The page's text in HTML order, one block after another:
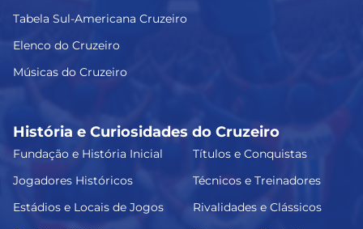
Tabela Sul-Americana Cruzeiro
Elenco do Cruzeiro
Músicas do Cruzeiro
História e Curiosidades do Cruzeiro
Fundação e História Inicial
Títulos e Conquistas
Jogadores Históricos
Técnicos e Treinadores
Estádios e Locais de Jogos
Rivalidades e Clássicos